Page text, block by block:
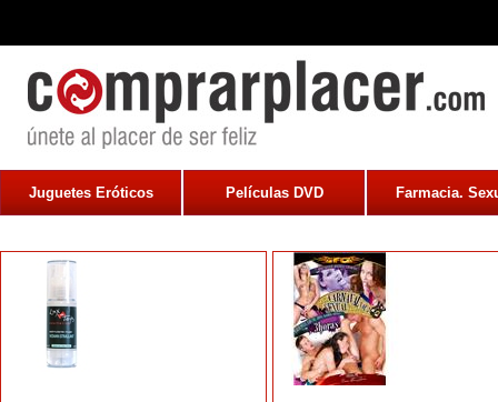
Juguetes Eróticos Películas DVD Farmacia.